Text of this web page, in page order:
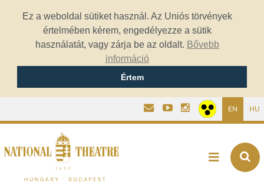
Ez a weboldal sütiket használ. Az Uniós törvények
értelmében kérem, engedélyezze a sütik
használatát, vagy zárja be az oldalt. Bővebb
információ
Értem
EN HU